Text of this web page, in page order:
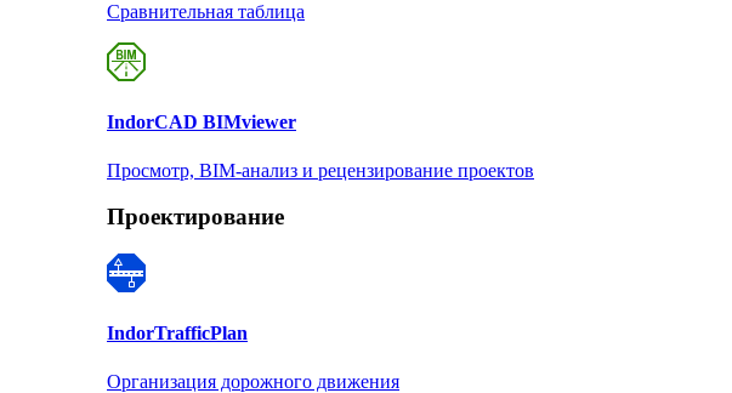
Сравнительная таблица
IndorCAD BIMviewer
Просмотр, BIM-анализ и рецензирование проектов
Проектирование
IndorTrafficPlan
Организация дорожного движения